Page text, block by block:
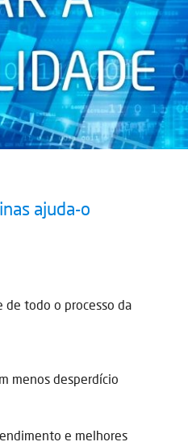
ajuda-o
de todo o processo da
menos desperdício
e melhores